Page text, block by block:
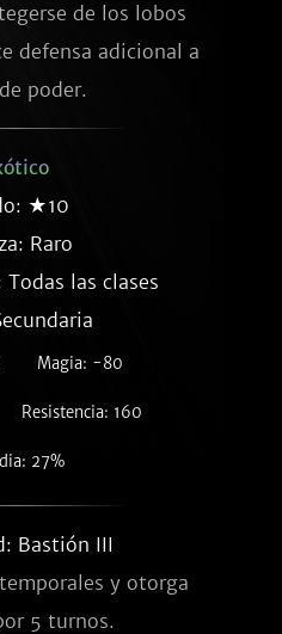
de los lobos
defensa adicional a
poder.
★10
Raro
las clases
Magia: -80
Resistencia: 160
27%
Bastión III
y otorga
5 turnos.